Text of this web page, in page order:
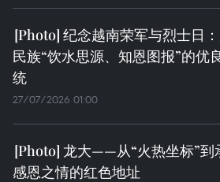
纪念越南荣军与烈士日
民族“饮水思源、知恩图报”的优
统
27/07/2026 01:00
龙大——从“火热坐标”到
感恩之情的红色地址